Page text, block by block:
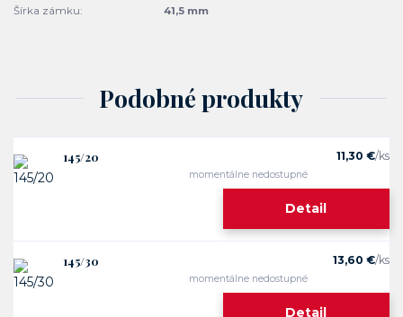
Šírka zámku:
41,5 mm
Podobné produkty
145/20 11,30 €/ks
momentálne nedostupné
Detail
145/30 13,60 €/ks
momentálne nedostupné
Detail